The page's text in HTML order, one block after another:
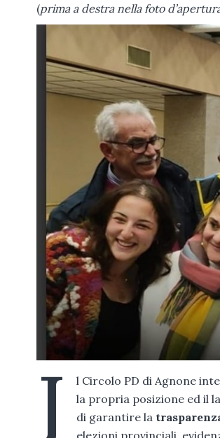
(prima a destra nella foto
I
l Circolo PD di Agnone
la propria posizione ed il
di garantire la